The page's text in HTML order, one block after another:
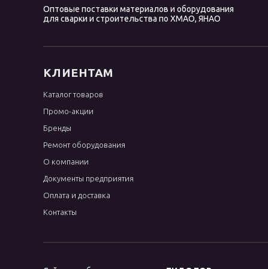
OK 96.40
OK Ni Cl
OK NiFe Cl
R-143
WC
WE
WL
WP
Оптовые поставки материалов и оборудования
для сварки и строительства по ХМАО, ЯНАО
КЛИЕНТАМ
Каталог товаров
Промо-акции
Бренды
Ремонт оборудования
О компании
Документы предприятия
Оплата и доставка
Контакты